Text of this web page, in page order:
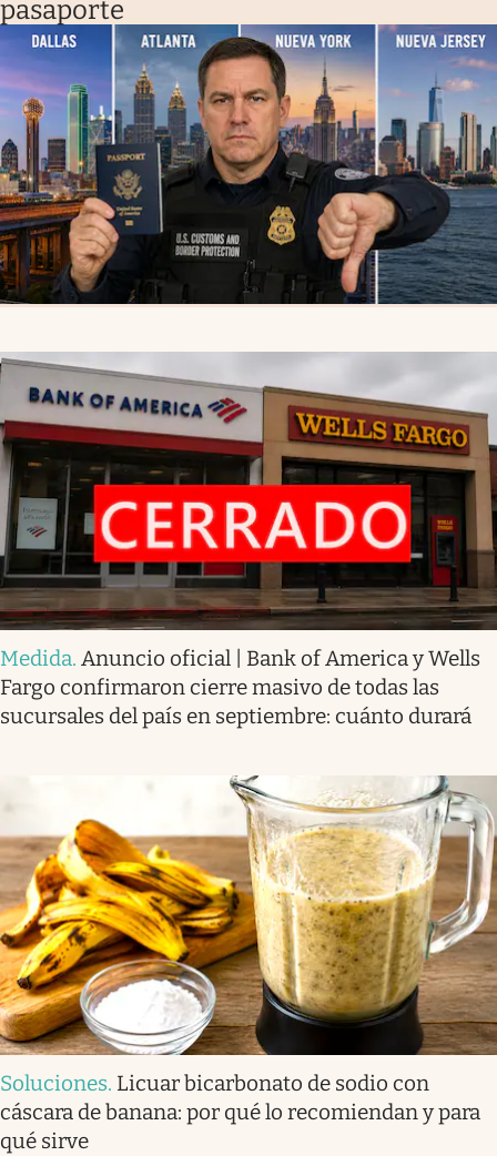
pasaporte
Medida. Anuncio oficial | Bank of America y Wells
Fargo confirmaron cierre masivo de todas las
sucursales del país en septiembre: cuánto durará
Soluciones. Licuar bicarbonato de sodio con
cáscara de banana: por qué lo recomiendan y para
qué sirve